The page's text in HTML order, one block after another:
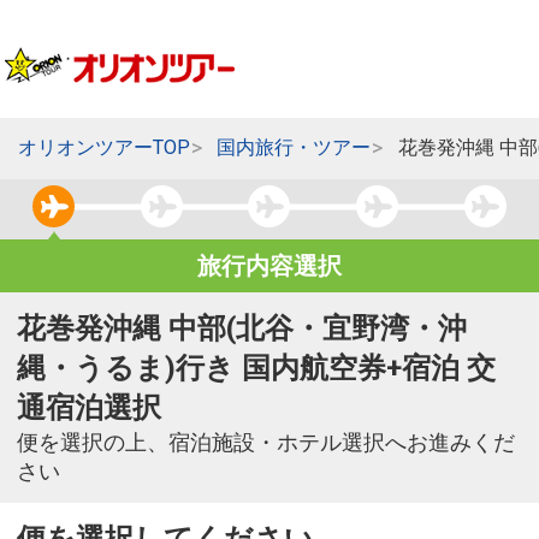
オリオンツアーTOP 国内旅行・ツアー 花巻発沖縄 中
旅行内容選択
花巻発沖縄 中部(北谷・宜野湾・沖
縄・うるま)行き 国内航空券+宿泊 交
通宿泊選択
便を選択の上、宿泊施設・ホテル選択へお進みくだ
さい